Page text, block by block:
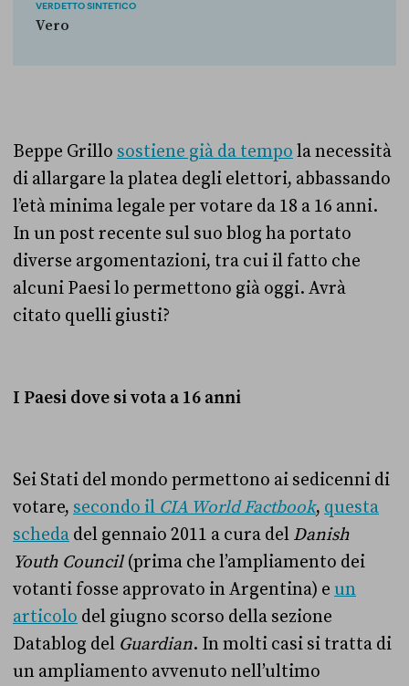
VERDETTO SINTETICO
Vero
Beppe Grillo sostiene già da tempo la necessità
di allargare la platea degli elettori, abbassando
l’età minima legale per votare da 18 a 16 anni.
In un post recente sul suo blog ha portato
diverse argomentazioni, tra cui il fatto che
alcuni Paesi lo permettono già oggi. Avrà
citato quelli giusti?
I Paesi dove si vota a 16 anni
Sei Stati del mondo permettono ai sedicenni di
votare, secondo il CIA World Factbook, questa
scheda del gennaio 2011 a cura del Danish
Youth Council(prima che l’ampliamento dei
votanti fosse approvato in Argentina) e un
articolo del giugno scorso della sezione
Datablog del Guardian. In molti casi si tratta di
un ampliamento avvenuto nell’ultimo